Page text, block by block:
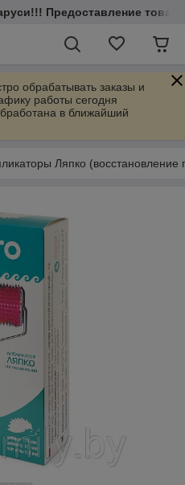
Предоставление
обрабатывать заказы и
работы сегодня
в ближайший
Ляпко (восстановление